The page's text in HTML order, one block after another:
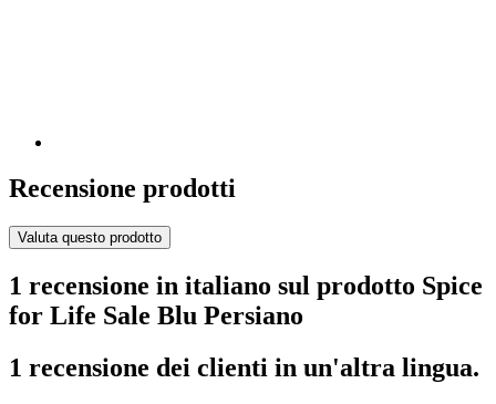
Recensione prodotti
Valuta questo prodotto
1 recensione in italiano sul prodotto Spice
for Life Sale Blu Persiano
1 recensione dei clienti in un'altra lingua.